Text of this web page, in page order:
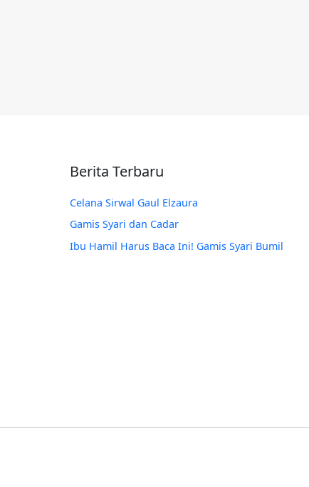
Berita Terbaru
Celana Sirwal Gaul Elzaura
Gamis Syari dan Cadar
Ibu Hamil Harus Baca Ini! Gamis Syari Bumil